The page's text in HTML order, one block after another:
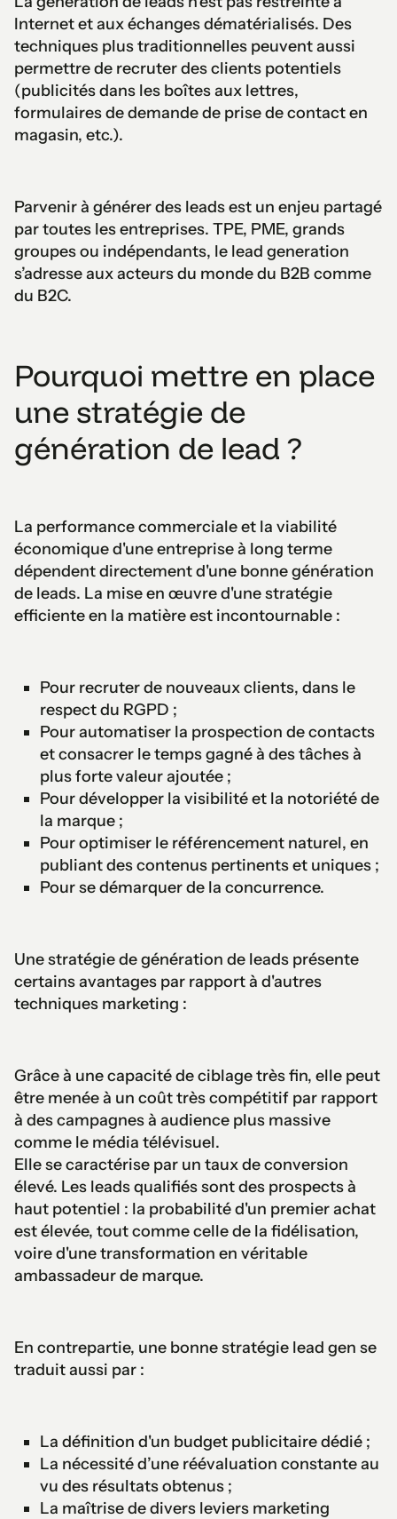
Internet et aux échanges dématérialisés. Des
techniques plus traditionnelles peuvent aussi
permettre de recruter des clients potentiels
(publicités dans les boîtes aux lettres,
formulaires de demande de prise de contact en
magasin, etc.).
Parvenir à générer des leads est un enjeu partagé
par toutes les entreprises. TPE, PME, grands
groupes ou indépendants, le lead generation
s’adresse aux acteurs du monde du B2B comme
du B2C.
Pourquoi mettre en place
une stratégie de
génération de lead ?
La performance commerciale et la viabilité
économique d'une entreprise à long terme
dépendent directement d'une bonne génération
de leads. La mise en œuvre d'une stratégie
efficiente en la matière est incontournable :
Pour recruter de nouveaux clients, dans le
respect du RGPD ;
Pour automatiser la prospection de contacts
et consacrer le temps gagné à des tâches à
plus forte valeur ajoutée ;
Pour développer la visibilité et la notoriété de
la marque ;
Pour optimiser le référencement naturel, en
publiant des contenus pertinents et uniques ;
Pour se démarquer de la concurrence.
Une stratégie de génération de leads présente
certains avantages par rapport à d'autres
techniques marketing :
Grâce à une capacité de ciblage très fin, elle peut
être menée à un coût très compétitif par rapport
à des campagnes à audience plus massive
comme le média télévisuel.
Elle se caractérise par un taux de conversion
élevé. Les leads qualifiés sont des prospects à
haut potentiel : la probabilité d'un premier achat
est élevée, tout comme celle de la fidélisation,
voire d'une transformation en véritable
ambassadeur de marque.
En contrepartie, une bonne stratégie lead gen se
traduit aussi par :
La définition d'un budget publicitaire dédié ;
La nécessité d’une réévaluation constante au
vu des résultats obtenus ;
La maîtrise de divers leviers marketing